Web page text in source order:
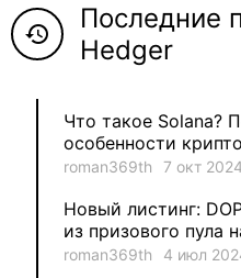
Neftegrad 5
Evgeniy 3
aleksandr-es 2
history
Последние
Hedger
Что такое Solana?
особенности
roman369th 7 окт 2024
Новый листинг:
из призового пула
roman369th 4 июл